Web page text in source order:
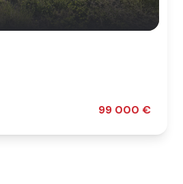
99 000 €